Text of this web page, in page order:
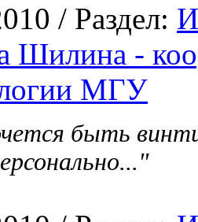
/ Раздел:
Шилина -
МГУ
быть